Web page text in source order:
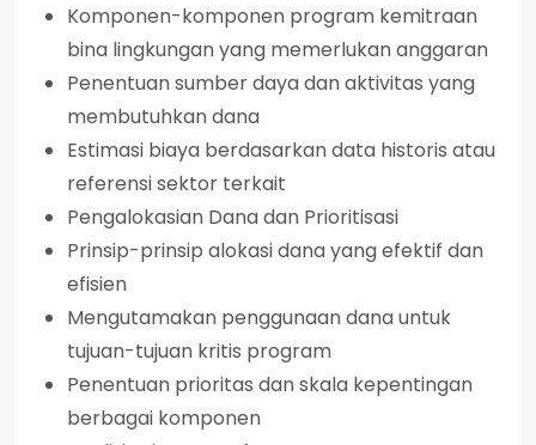
Komponen-komponen program kemitraan
bina lingkungan yang memerlukan anggaran
Penentuan sumber daya dan aktivitas yang
membutuhkan dana
Estimasi biaya berdasarkan data historis atau
referensi sektor terkait
Pengalokasian Dana dan Prioritisasi
Prinsip-prinsip alokasi dana yang efektif dan
efisien
Mengutamakan penggunaan dana untuk
tujuan-tujuan kritis program
Penentuan prioritas dan skala kepentingan
berbagai komponen